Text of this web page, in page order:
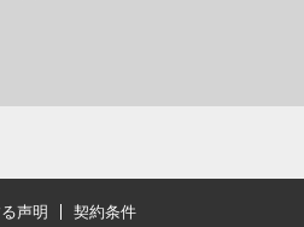
声明 契約条件